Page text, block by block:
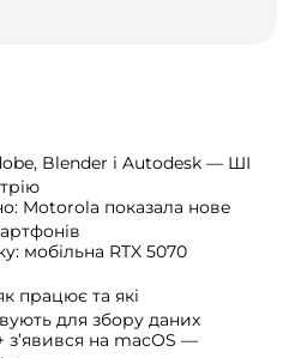
Blender і Autodesk — ШІ
Motorola показала нове
мобільна RTX 5070
працює та які
для збору даних
на macOS —